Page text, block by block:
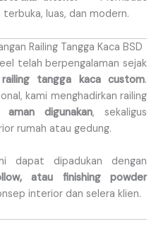
luas, dan modern.
Railing Tangga Kaca BSD
telah berpengalaman sejak
railing tangga kaca custom.
kami menghadirkan railing
digunakan, sekaligus
rumah atau gedung.
dapat dipadukan dengan
atau finishing powder
interior dan selera klien.